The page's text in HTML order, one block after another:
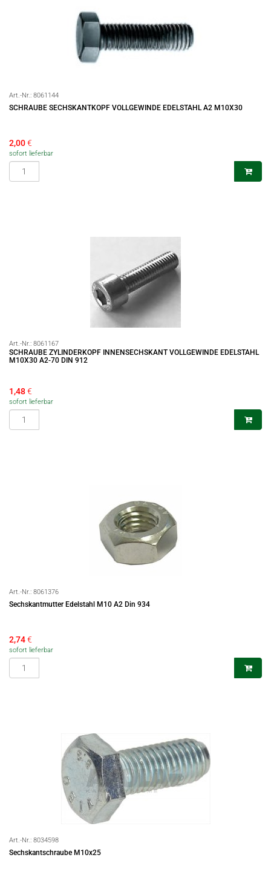
Art.-Nr.: 8061144
SCHRAUBE SECHSKANTKOPF VOLLGEWINDE EDELSTAHL A2 M10X30
2,00€
sofort lieferbar
Art.-Nr.: 8061167
SCHRAUBE ZYLINDERKOPF INNENSECHSKANT VOLLGEWINDE EDELSTAHL
M10X30 A2-70 DIN 912
1,48€
sofort lieferbar
Art.-Nr.: 8061376
Sechskantmutter Edelstahl M10 A2 Din 934
2,74€
sofort lieferbar
Art.-Nr.: 8034598
Sechskantschraube M10x25